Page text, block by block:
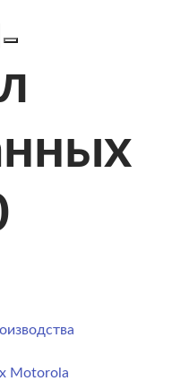
Motorola